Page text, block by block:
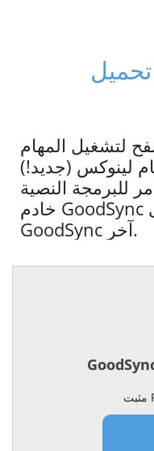
تحميل GoodSync لنظام
لتشغيل المهام
خادم GoodSync لتقديم الملفات إلى
GoodSync آخر.